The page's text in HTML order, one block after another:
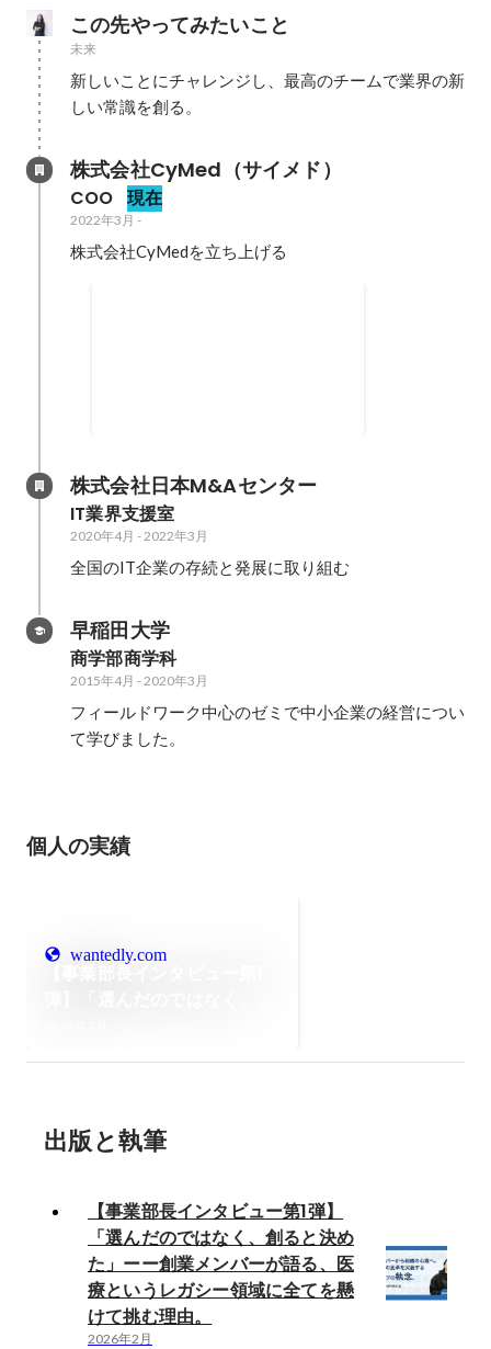
この先やってみたいこと
未来
新しいことにチャレンジし、最高のチームで業界の新
しい常識を創る。
株式会社CyMed（サイメド）
COO 現在
2022年3月 -
株式会社CyMedを立ち上げる
株式会社日本M&Aセンター
IT業界支援室
2020年4月 - 2022年3月
全国のIT企業の存続と発展に取り組む
早稲田大学
商学部商学科
2015年4月 - 2020年3月
フィールドワーク中心のゼミで中小企業の経営につい
て学びました。
個人の実績
wantedly.com
出版と執筆
【事業部長インタビュー第1弾】
「選んだのではなく、創ると決め
た」ーー創業メンバーが語る、医
療というレガシー領域に全てを懸
けて挑む理由。
2026年2月